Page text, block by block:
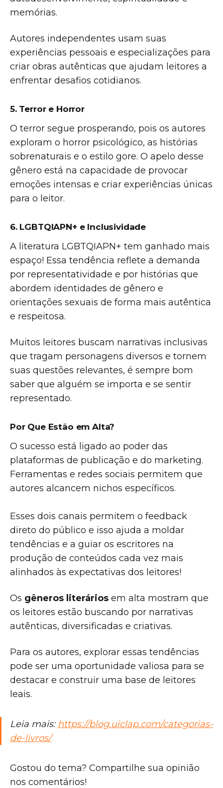
memórias.
Autores independentes usam suas
experiências pessoais e especializações para
criar obras autênticas que ajudam leitores a
enfrentar desafios cotidianos.
5. Terror e Horror
O terror segue prosperando, pois os autores
exploram o horror psicológico, as histórias
sobrenaturais e o estilo gore. O apelo desse
gênero está na capacidade de provocar
emoções intensas e criar experiências únicas
para o leitor.
6. LGBTQIAPN+ e Inclusividade
A literatura LGBTQIAPN+ tem ganhado mais
espaço! Essa tendência reflete a demanda
por representatividade e por histórias que
abordem identidades de gênero e
orientações sexuais de forma mais autêntica
e respeitosa.
Muitos leitores buscam narrativas inclusivas
que tragam personagens diversos e tornem
suas questões relevantes, é sempre bom
saber que alguém se importa e se sentir
representado.
Por Que Estão em Alta?
O sucesso está ligado ao poder das
plataformas de publicação e do marketing.
Ferramentas e redes sociais permitem que
autores alcancem nichos específicos.
Esses dois canais permitem o feedback
direto do público e isso ajuda a moldar
tendências e a guiar os escritores na
produção de conteúdos cada vez mais
alinhados às expectativas dos leitores!
Os gêneros literários em alta mostram que
os leitores estão buscando por narrativas
autênticas, diversificadas e criativas.
Para os autores, explorar essas tendências
pode ser uma oportunidade valiosa para se
destacar e construir uma base de leitores
leais.
Leia mais: https://blog.uiclap.com/categorias-
de-livros/
Gostou do tema? Compartilhe sua opinião
nos comentários!